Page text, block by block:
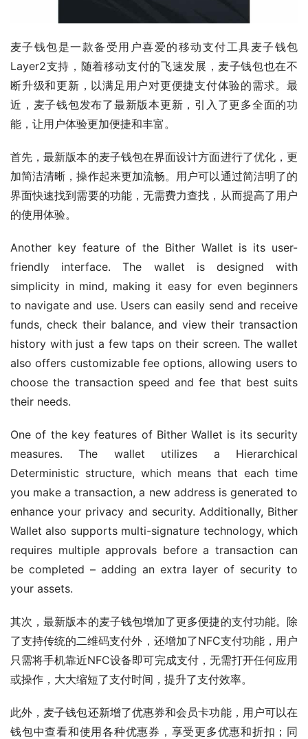
麦子钱包是一款备受用户喜爱的移动支付工具麦子钱包
Layer2支持，随着移动支付的飞速发展，麦子钱包也在不
断升级和更新，以满足用户对更便捷支付体验的需求。最
近，麦子钱包发布了最新版本更新，引入了更多全面的功
能，让用户体验更加便捷和丰富。
首先，最新版本的麦子钱包在界面设计方面进行了优化，更
加简洁清晰，操作起来更加流畅。用户可以通过简洁明了的
界面快速找到需要的功能，无需费力查找，从而提高了用户
的使用体验。
Another key feature of the Bither Wallet is its user-
friendly interface. The wallet is designed with
simplicity in mind, making it easy for even beginners
to navigate and use. Users can easily send and receive
funds, check their balance, and view their transaction
history with just a few taps on their screen. The wallet
also offers customizable fee options, allowing users to
choose the transaction speed and fee that best suits
their needs.
One of the key features of Bither Wallet is its security
measures. The wallet utilizes a Hierarchical
Deterministic structure, which means that each time
you make a transaction, a new address is generated to
enhance your privacy and security. Additionally, Bither
Wallet also supports multi-signature technology, which
requires multiple approvals before a transaction can
be completed – adding an extra layer of security to
your assets.
其次，最新版本的麦子钱包增加了更多便捷的支付功能。除
了支持传统的二维码支付外，还增加了NFC支付功能，用户
只需将手机靠近NFC设备即可完成支付，无需打开任何应用
或操作，大大缩短了支付时间，提升了支付效率。
此外，麦子钱包还新增了优惠券和会员卡功能，用户可以在
钱包中查看和使用各种优惠券，享受更多优惠和折扣；同